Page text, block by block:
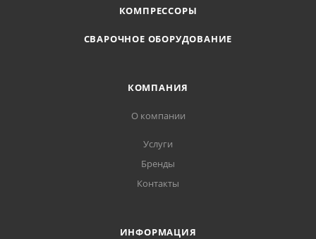
КОМПРЕССОРЫ
СВАРОЧНОЕ ОБОРУДОВАНИЕ
КОМПАНИЯ
О компании
Услуги
Бренды
Контакты
ИНФОРМАЦИЯ